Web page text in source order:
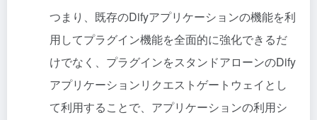
つまり、既存のDifyアプリケーションの機能を利
用してプラグイン機能を全面的に強化できるだ
けでなく、プラグインをスタンドアローンのDify
アプリケーションリクエストゲートウェイとし
て利用することで、アプリケーションの利用シ